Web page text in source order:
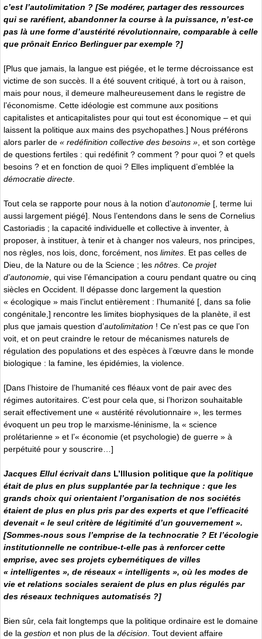
c’est l’autolimitation ? [Se modérer, partager des ressources
qui se raréfient, abandonner la course à la puissance, n’est-ce
pas là une forme d’austérité révolutionnaire, comparable à celle
que prônait Enrico Berlinguer par exemple ?]
[Plus que jamais, la langue est piégée, et le terme décroissance est
victime de son succès. Il a été souvent critiqué, à tort ou à raison,
mais pour nous, il demeure malheureusement dans le registre de
l’économisme. Cette idéologie est commune aux positions
capitalistes et anticapitalistes pour qui tout est économique – et qui
laissent la politique aux mains des psychopathes.] Nous préférons
alors parler de « redéfinition collective des besoins » , et son cortège
de questions fertiles : qui redéfinit ? comment ? pour quoi ? et quels
besoins ? et en fonction de quoi ? Elles impliquent d’emblée la
démocratie directe
Tout cela se rapporte pour nous à la notion d’autonomie [, terme lui
aussi largement piégé]. Nous l’entendons dans le sens de Cornelius
Castoriadis ; la capacité individuelle et collective à inventer, à
proposer, à instituer, à tenir et à changer nos valeurs, nos principes,
nos règles, nos lois, donc, forcément, nos limites . Et pas celles de
Dieu, de la Nature ou de la Science ; les nôtres . Ce projet
d’autonomie , qui vise l’émancipation a couru pendant quatre ou cinq
siècles en Occident. Il dépasse donc largement la question
« écologique » mais l’inclut entièrement : l’humanité [, dans sa folie
congénitale,] rencontre les limites biophysiques de la planète, il est
plus que jamais question d’autolimitation ! Ce n’est pas ce que l’on
voit, et on peut craindre le retour de mécanismes naturels de
régulation des populations et des espèces à l’œuvre dans le monde
biologique : la famine, les épidémies, la violence.
[Dans l’histoire de l’humanité ces fléaux vont de pair avec des
régimes autoritaires. C’est pour cela que, si l’horizon souhaitable
serait effectivement une « austérité révolutionnaire », les termes
évoquent un peu trop le marxisme-léninisme, la « science
prolétarienne » et l’« économie (et psychologie) de guerre » à
perpétuité pour y souscrire…]
Jacques Ellul écrivait dans L’Illusion politique que la politique
était de plus en plus supplantée par la technique : que les
grands choix qui orientaient l’organisation de nos sociétés
étaient de plus en plus pris par des experts et que l’efficacité
devenait « le seul critère de légitimité d’un gouvernement ».
[Sommes-nous sous l’emprise de la technocratie ? Et l’écologie
institutionnelle ne contribue-t-elle pas à renforcer cette
emprise, avec ses projets cybernétiques de villes
« intelligentes », de réseaux « intelligents », où les modes de
vie et relations sociales seraient de plus en plus régulés par
des réseaux techniques automatisés ?]
Bien sûr, cela fait longtemps que la politique ordinaire est le domaine
de la gestion et non plus de la décision . Tout devient affaire